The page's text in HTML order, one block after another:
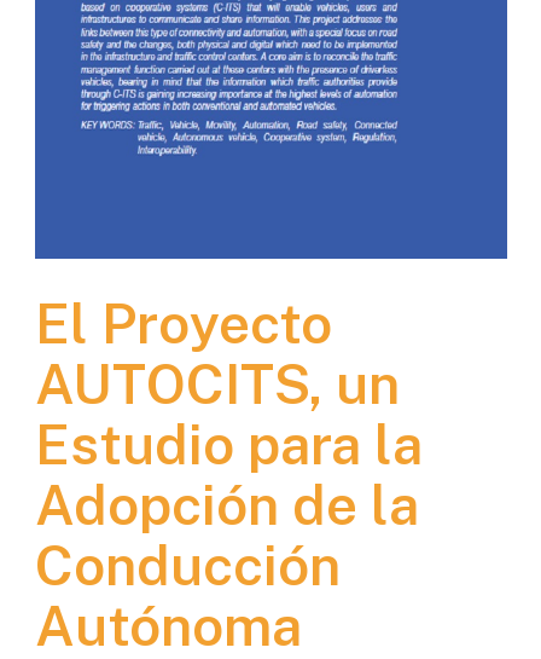
El Proyecto
AUTOCITS, un
Estudio para la
Adopción de la
Conducción
Autónoma